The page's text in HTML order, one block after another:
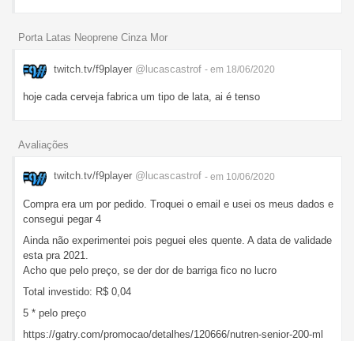
Porta Latas Neoprene Cinza Mor
twitch.tv/f9player @lucascastrof - em 18/06/2020
hoje cada cerveja fabrica um tipo de lata, ai é tenso
Avaliações
twitch.tv/f9player @lucascastrof - em 10/06/2020
Compra era um por pedido. Troquei o email e usei os meus dados e
consegui pegar 4
Ainda não experimentei pois peguei eles quente. A data de validade
esta pra 2021.
Acho que pelo preço, se der dor de barriga fico no lucro
Total investido: R$ 0,04
5 * pelo preço
https://gatry.com/promocao/detalhes/120666/nutren-senior-200-ml